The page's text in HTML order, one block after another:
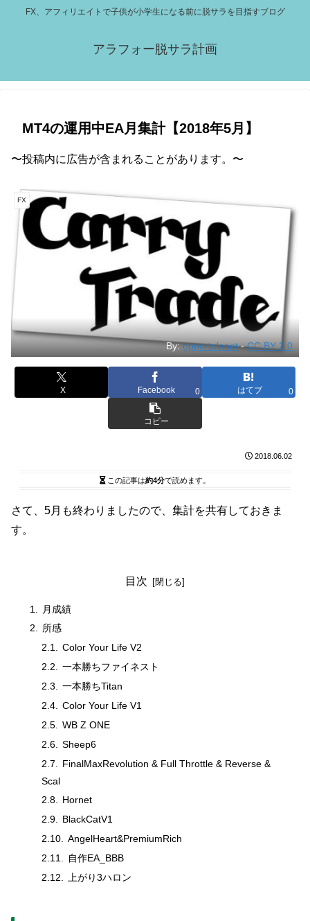
FX、アフィリエイトで子供が小学生になる前に脱サラを目指すブログ
アラフォー脱サラ計画
MT4の運用中EA月集計【2018年5月】
〜投稿内に広告が含まれることがあります。〜
FX
By:opportplanet-CC BY 2.0
X Facebook 0 はてブ 0
コピー
2018.06.02
この記事は約4分で読めます。
さて、5月も終わりましたので、集計を共有しておきま
す。
目次
月成績
所感
Color Your Life V2
一本勝ちファイネスト
一本勝ちTitan
Color Your Life V1
WB Z ONE
Sheep6
FinalMaxRevolution & Full Throttle & Reverse &
Scal
Hornet
BlackCatV1
AngelHeart&PremiumRich
自作EA_BBB
上がり3ハロン